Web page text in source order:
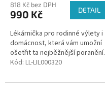
produktu
je
z
5
hvězdiček.
818 Kč bez DPH
990 Kč DETAIL
Lékárnička pro rodinné výlety i
domácnost, která vám umožní
ošetřit ta nejběžnější poranění.
Kód: LL-LIL000320